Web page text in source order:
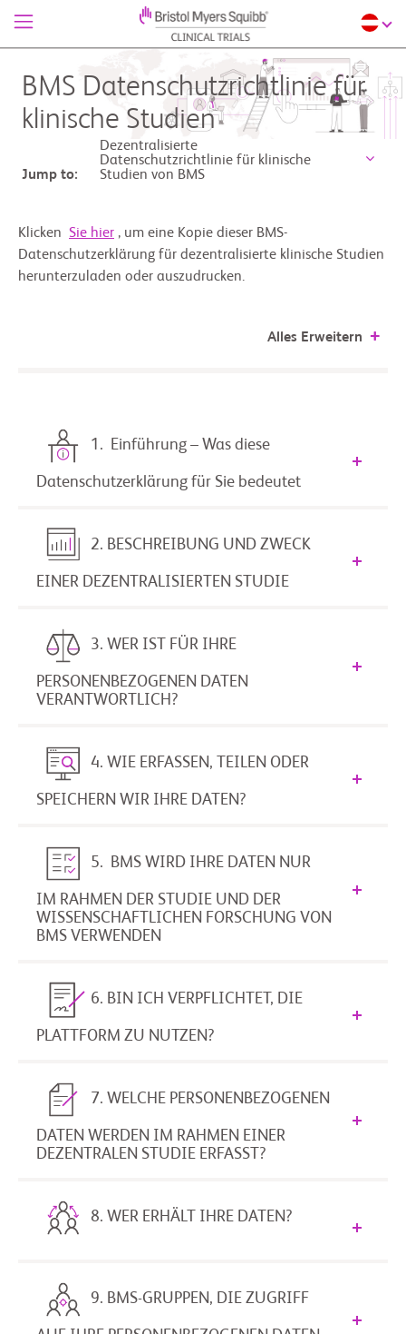
BMS Datenschutzrichtlinie für
klinische Studien
Jump to:
Dezentralisierte
Datenschutzrichtlinie für klinische
Studien von BMS
Klicken Sie hier , um eine Kopie dieser BMS-
Datenschutzerklärung für dezentralisierte klinische Studien
herunterzuladen oder auszudrucken.
Alles Erweitern
1. Einführung – Was diese
Datenschutzerklärung für Sie bedeutet
2. BESCHREIBUNG UND ZWECK
EINER DEZENTRALISIERTEN STUDIE
3. WER IST FÜR IHRE
PERSONENBEZOGENEN DATEN
VERANTWORTLICH?
4. WIE ERFASSEN, TEILEN ODER
SPEICHERN WIR IHRE DATEN?
5. BMS WIRD IHRE DATEN NUR
IM RAHMEN DER STUDIE UND DER
WISSENSCHAFTLICHEN FORSCHUNG VON
BMS VERWENDEN
6. BIN ICH VERPFLICHTET, DIE
PLATTFORM ZU NUTZEN?
7. WELCHE PERSONENBEZOGENEN
DATEN WERDEN IM RAHMEN EINER
DEZENTRALEN STUDIE ERFASST?
8. WER ERHÄLT IHRE DATEN?
9. BMS-GRUPPEN, DIE ZUGRIFF